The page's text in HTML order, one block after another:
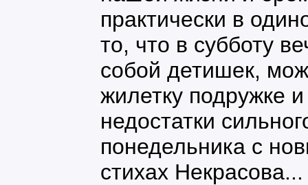
практически в
то, что в субботу
собой детишек,
жилетку подружке
недостатки
понедельника с
стихах Некрасова...